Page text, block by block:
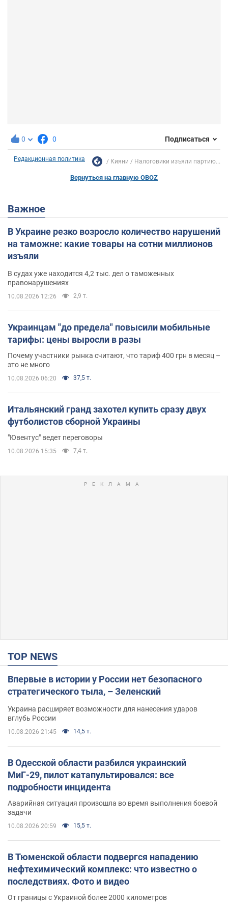
0 0 Подписаться
Редакционная политика Кияни Налоговики изъяли партию...
Вернуться на главную OBOZ
Важное
В Украине резко возросло количество нарушений
на таможне: какие товары на сотни миллионов
изъяли
В судах уже находится 4,2 тыс. дел о таможенных
правонарушениях
10.08.2026 12:26 2,9 т.
Украинцам "до предела" повысили мобильные
тарифы: цены выросли в разы
Почему участники рынка считают, что тариф 400 грн в месяц –
это не много
10.08.2026 06:20 37,5 т.
Итальянский гранд захотел купить сразу двух
футболистов сборной Украины
"Ювентус" ведет переговоры
10.08.2026 15:35 7,4 т.
TOP NEWS
Впервые в истории у России нет безопасного
стратегического тыла, – Зеленский
Украина расширяет возможности для нанесения ударов
вглубь России
10.08.2026 21:45 14,5 т.
В Одесской области разбился украинский
МиГ-29, пилот катапультировался: все
подробности инцидента
Аварийная ситуация произошла во время выполнения боевой
задачи
10.08.2026 20:59 15,5 т.
В Тюменской области подвергся нападению
нефтехимический комплекс: что известно о
последствиях. Фото и видео
От границы с Украиной более 2000 километров